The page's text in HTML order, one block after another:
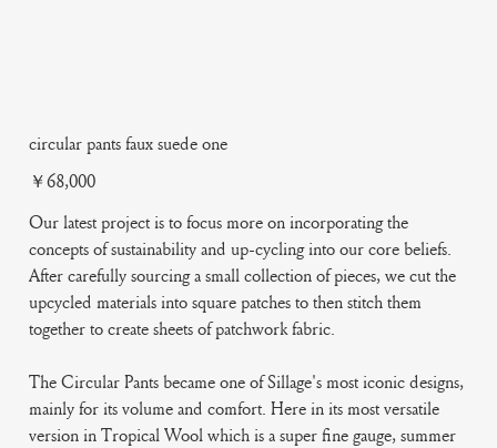
circular pants faux suede one
Price
￥68,000
Our latest project is to focus more on incorporating the
concepts of sustainability and up-cycling into our core beliefs.
After carefully sourcing a small collection of pieces, we cut the
upcycled materials into square patches to then stitch them
together to create sheets of patchwork fabric.
The Circular Pants became one of Sillage's most iconic designs,
mainly for its volume and comfort. Here in its most versatile
version in Tropical Wool which is a super fine gauge, summer